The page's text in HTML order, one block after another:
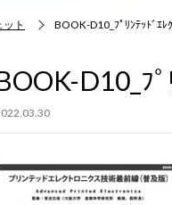
ト BOOK-D10_ﾌﾟﾘﾝﾃｯﾄﾞｴﾚ
D10_ﾌ